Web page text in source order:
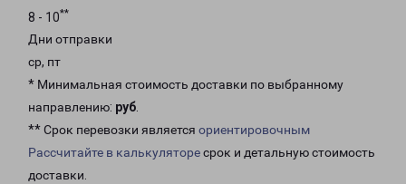
8 - 10**
Дни отправки
ср, пт
* Минимальная стоимость доставки по выбранному
направлению: руб.
** Срок перевозки является ориентировочным
Рассчитайте в калькуляторесрок и детальную стоимость
доставки.